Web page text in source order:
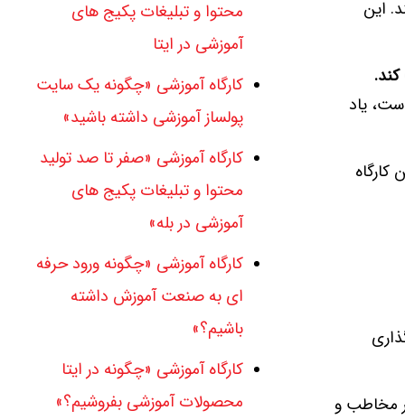
این
.
یاد
مخاطب و
محتوا و تبلیغات پکیج های
آموزشی در ایتا
کارگاه آموزشی «چگونه یک سایت
پولساز آموزشی داشته باشید»
کارگاه آموزشی «صفر تا صد تولید
محتوا و تبلیغات پکیج های
آموزشی در بله»
کارگاه آموزشی «چگونه ورود حرفه
ای به صنعت آموزش داشته
باشیم؟»
کارگاه آموزشی «چگونه در ایتا
محصولات آموزشی بفروشیم؟»